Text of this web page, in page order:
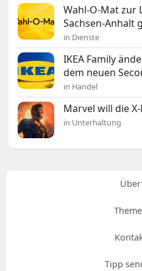
Wahl-O-Mat zur
Sachsen-Anhalt
in Dienste
IKEA Family
dem neuen
in Handel
Marvel will die
in Unterhaltung
Über
Tipp